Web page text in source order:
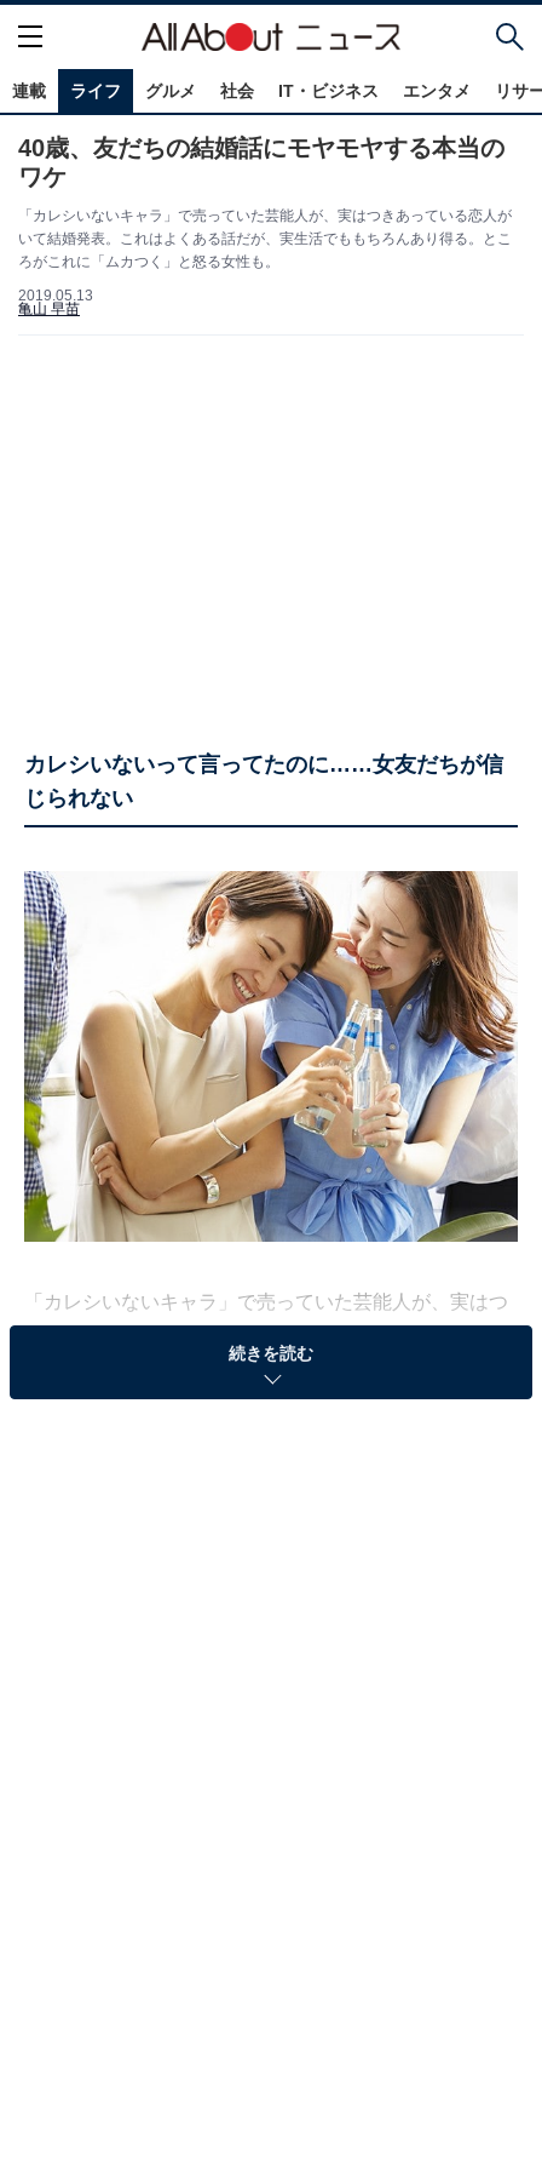
連載 ライフ グルメ 社会 IT・ビジネス エンタメ リサ
40歳、友だちの結婚話にモヤモヤする本当の
ワケ
「カレシいないキャラ」で売っていた芸能人が、実はつきあっている恋人が
いて結婚発表。これはよくある話だが、実生活でももちろんあり得る。とこ
ろがこれに「ムカつく」と怒る女性も。
2019.05.13
亀山 早苗
カレシいないって言ってたのに……女友だちが信
じられない
「カレシいないキャラ」で売っていた芸能人が、実はつ
が、実生活でももちろんあり得る。ところがこれに「ム
カつく」と怒る女性も。
続きを読む